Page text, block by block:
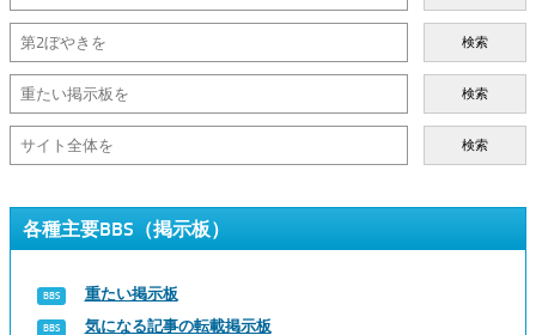
検索
検索
検索
各種主要BBS（掲示板）
重たい掲示板
気になる記事の転載掲示板